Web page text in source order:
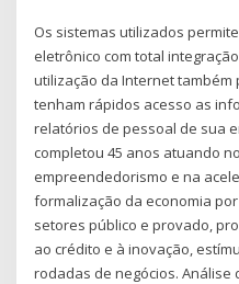
Os sistemas utilizados
eletrônico com total
utilização da Internet
tenham rápidos acesso as
relatórios de pessoal de sua
completou 45 anos atuando
empreendedorismo e na
formalização da economia
setores público e provado,
ao crédito e à inovação,
rodadas de negócios. Análise